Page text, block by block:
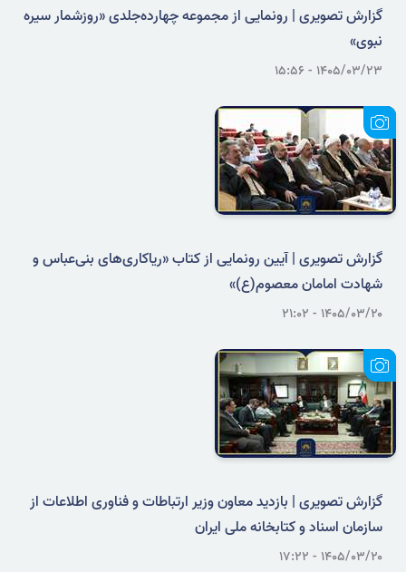
گزارش تصویری | رونمایی از مجموعه چهارده‌جلدی «روزشمار سیره
نبوی»
۱۴۰۵/۰۳/۲۳ - ۱۵:۵۶
گزارش تصویری | آیین رونمایی از کتاب «ریاکاری‌های بنی‌عباس و
شهادت امامان معصوم(ع)»
۱۴۰۵/۰۳/۲۰ - ۲۱:۰۲
گزارش تصویری | بازدید معاون وزیر ارتباطات و فناوری اطلاعات از
سازمان اسناد و کتابخانه ملی ایران
۱۴۰۵/۰۳/۲۰ - ۱۷:۲۲